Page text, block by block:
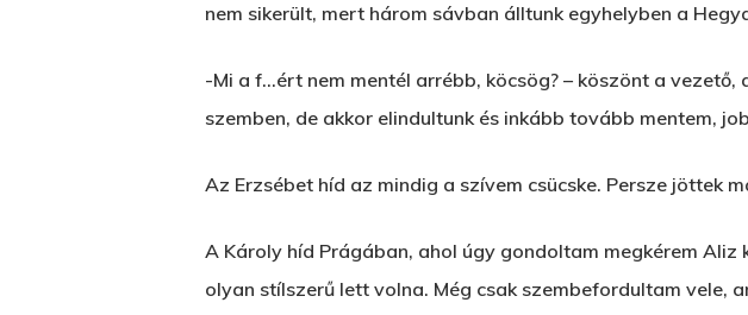
nem sikerült, mert három sávban álltunk egyhelyben a
-Mi a f…ért nem mentél arrébb, köcsög? – köszönt a
szemben, de akkor elindultunk és inkább tovább mentem,
Az Erzsébet híd az mindig a szívem csücske. Persze jöttek
A Károly híd Prágában, ahol úgy gondoltam megkérem
olyan stílszerű lett volna. Még csak szembefordultam vele,